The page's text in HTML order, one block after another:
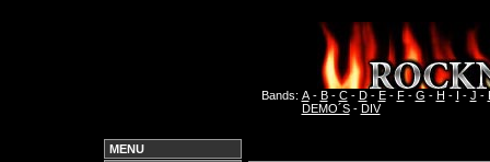
Bands: A- B- C- D- E- F- G - H - I - J -
DEMO´S- DIV
MENU